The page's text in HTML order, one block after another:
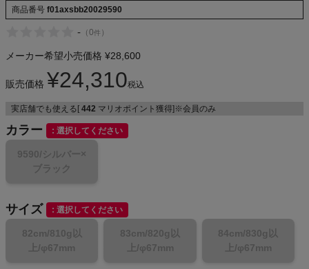
式用 金属製
バット 野球
F-L JH
(税込)
On
THE NORTH FACE
NIKE
CHUMS
HOKA
もっと見る
商品番号 f01axsbb20029590
- （0件 ）
メーカー希望小売価格 ¥28,600
販売価格 ¥24,310税込
実店舗でも使える[ 442 マリオポイント獲得]※会員のみ
カラー 選択してください
9590/シルバー×
ブラック
サイズ 選択してください
82cm/810g以
上/φ67mm
83cm/820g以
上/φ67mm
84cm/830g以
上/φ67mm